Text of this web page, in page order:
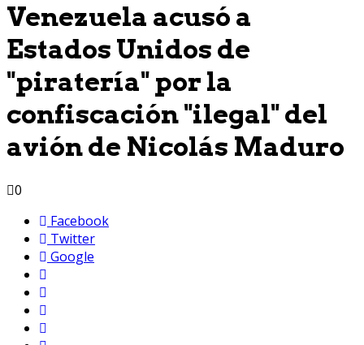
Venezuela acusó a
Estados Unidos de
"piratería" por la
confiscación "ilegal" del
avión de Nicolás Maduro
0
Facebook
Twitter
Google